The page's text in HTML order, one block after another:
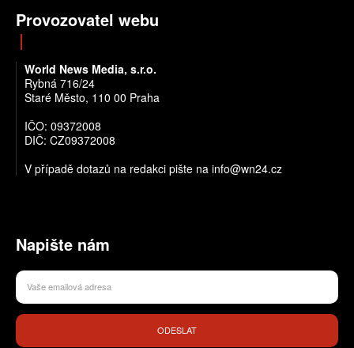
Provozovatel webu
World News Media, s.r.o.
Rybná 716/24
Staré Město, 110 00 Praha
IČO: 09372008
DIČ: CZ09372008
V případě dotazů na redakci pište na info@wn24.cz
Napište nám
ODESLAT